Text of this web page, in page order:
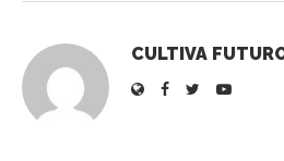
CULTIVA